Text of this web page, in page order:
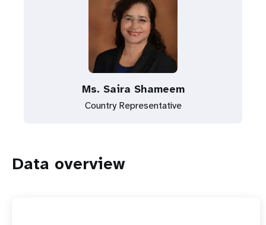
Ms. Saira Shameem
Country Representative
Data overview